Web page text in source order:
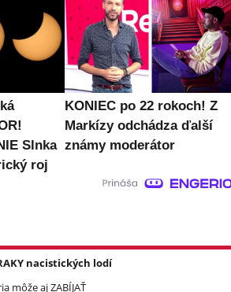
Slnka
roj
KONIEC po 22 rokoch! Z
Markízy odchádza ďalší
známy moderátor
nacistických lodí
môže aj ZABÍJAŤ